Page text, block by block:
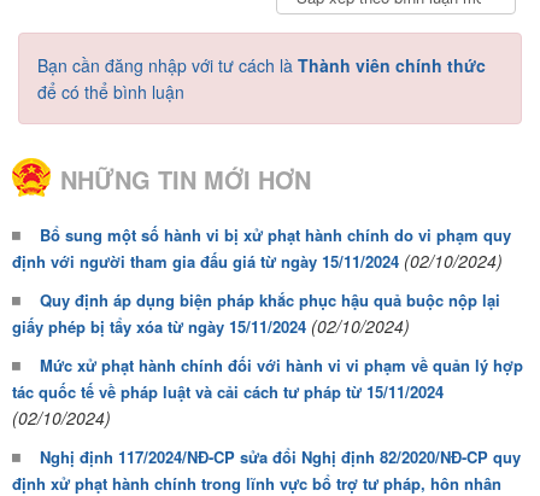
Bạn cần đăng nhập với tư cách là Thành viên chính thức
để có thể bình luận
NHỮNG TIN MỚI HƠN
Bổ sung một số hành vi bị xử phạt hành chính do vi phạm quy
định với người tham gia đấu giá từ ngày 15/11/2024 (02/10/2024)
Quy định áp dụng biện pháp khắc phục hậu quả buộc nộp lại
giấy phép bị tẩy xóa từ ngày 15/11/2024 (02/10/2024)
Mức xử phạt hành chính đối với hành vi vi phạm về quản lý hợp
tác quốc tế về pháp luật và cải cách tư pháp từ 15/11/2024
(02/10/2024)
Nghị định 117/2024/NĐ-CP sửa đổi Nghị định 82/2020/NĐ-CP quy
định xử phạt hành chính trong lĩnh vực bổ trợ tư pháp, hôn nhân